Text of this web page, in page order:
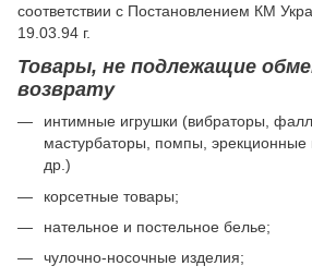
соответствии с Постановлением КМ
19.03.94 г.
Товары, не подлежащие
возврату
интимные игрушки (вибраторы,
мастурбаторы, помпы, эрекционные
др.)
корсетные товары;
нательное и постельное белье;
чулочно-носочные изделия;